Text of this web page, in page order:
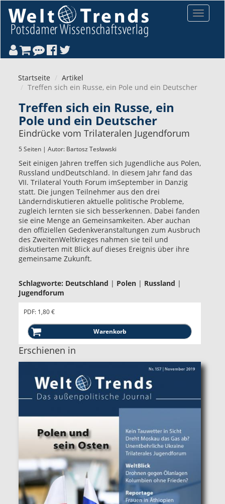
Toggle
Startseite
Artikel
Treffen sich ein Russe, ein Pole und ein Deutscher
Treffen sich ein Russe, ein
Pole und ein Deutscher
Eindrücke vom Trilateralen Jugendforum
5 Seiten | Autor: Bartosz Tesławski
Seit einigen Jahren treffen sich Jugendliche aus Polen,
Russland undDeutschland. In diesem Jahr fand das
VII. Trilateral Youth Forum imSeptember in Danzig
statt. Die jungen Teilnehmer aus den drei
Länderndiskutieren aktuelle politische Probleme,
zugleich lernten sie sich besserkennen. Dabei fanden
sie eine Menge an Gemeinsamkeiten. Aber auchan
den offiziellen Gedenkveranstaltungen zum Ausbruch
des ZweitenWeltkrieges nahmen sie teil und
diskutierten mit Blick auf dieses Ereignis über ihre
gemeinsame Zukunft.
Schlagworte: Deutschland | Polen | Russland |
Jugendforum
PDF: 1,80 €
Erschienen in